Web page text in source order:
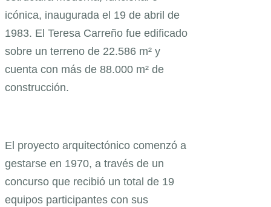
icónica, inaugurada el 19 de abril de
1983. El Teresa Carreño fue edificado
sobre un terreno de 22.586 m² y
cuenta con más de 88.000 m² de
construcción.
El proyecto arquitectónico comenzó a
gestarse en 1970, a través de un
concurso que recibió un total de 19
equipos participantes con sus